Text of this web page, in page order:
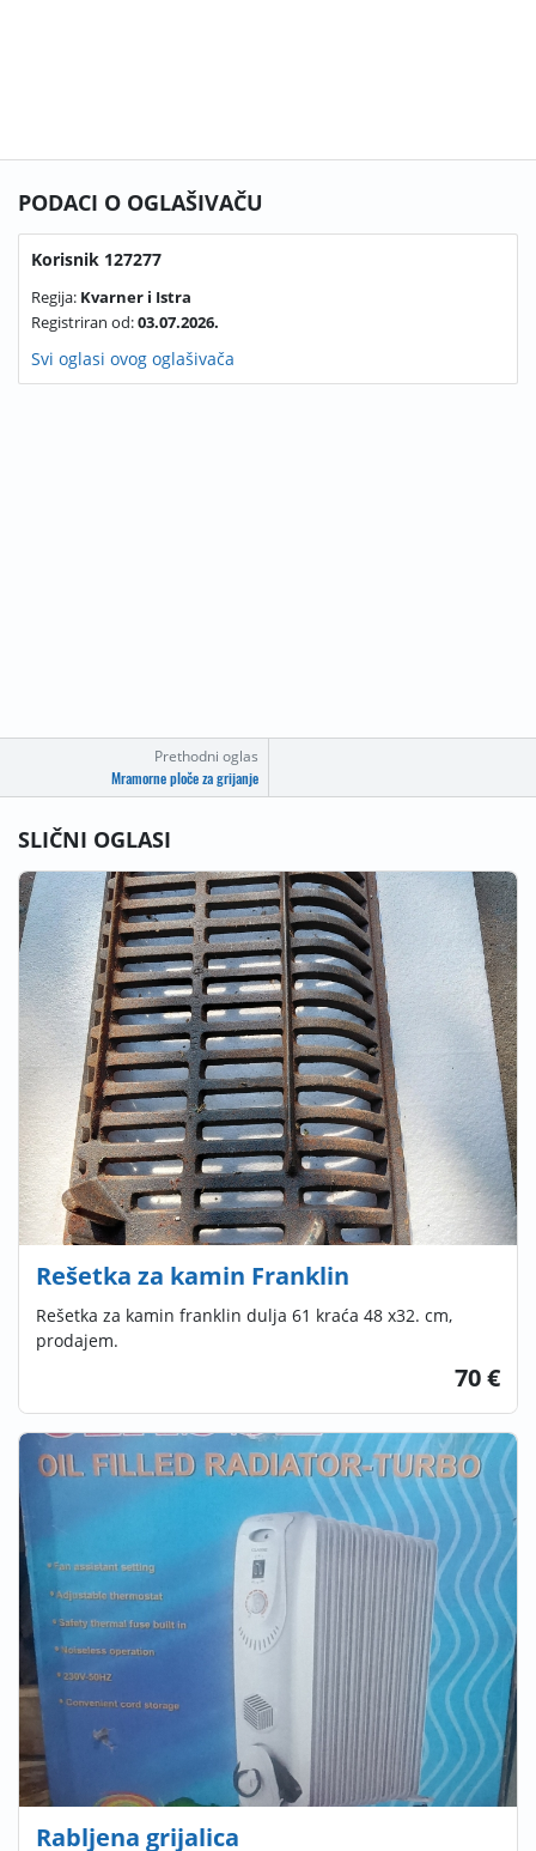
Prethodni oglas
Mramorne ploče za grijanje
PODACI O OGLAŠIVAČU
Korisnik 127277
Regija: Kvarner i Istra
Registriran od:03.07.2026.
Svi oglasi ovog oglašivača
SLIČNI OGLASI
Rešetka za kamin Franklin
Rešetka za kamin franklin dulja 61 kraća 48 x32. cm,
prodajem.
70 €
Rabljena grijalica